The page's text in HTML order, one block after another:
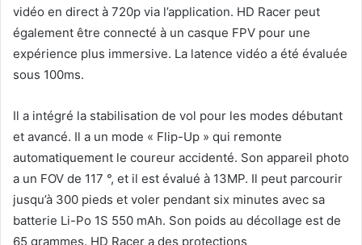
vidéo en direct à 720p via l’application. HD Racer peut
également être connecté à un casque FPV pour une
expérience plus immersive. La latence vidéo a été évaluée
sous 100ms.
Il a intégré la stabilisation de vol pour les modes débutant
et avancé. Il a un mode « Flip-Up » qui remonte
automatiquement le coureur accidenté. Son appareil photo
a un FOV de 117 °, et il est évalué à 13MP. Il peut parcourir
jusqu’à 300 pieds et voler pendant six minutes avec sa
batterie Li-Po 1S 550 mAh. Son poids au décollage est de
65 grammes. HD Racer a des protections